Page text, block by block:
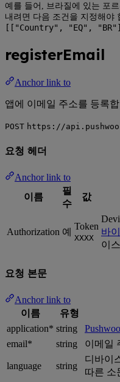
예를 들어, 브라질에 있는 포
내려면 다음 조건을 지정해야
[["Country", "EQ",
registerEmail
Anchor link to
앱에 이메일 주소를 등록
POST https://
요청 헤더
Anchor link to
이름
필
수
값
Authorization 예
Token
XXXX
바
이
요청 본문
Anchor link to
이름
유형
application* string
email*
string 이메일
language string
디바이
따른 소